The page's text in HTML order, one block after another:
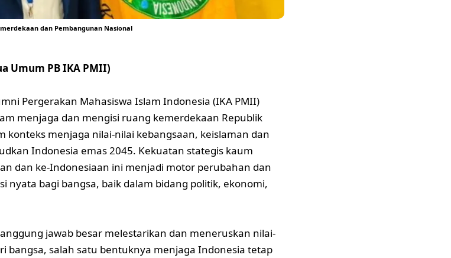
dan Pembangunan Nasional
Umum PB IKA PMII)
Pergerakan Mahasiswa Islam Indonesia (IKA PMII)
menjaga dan mengisi ruang kemerdekaan Republik
konteks menjaga nilai-nilai kebangsaan, keislaman dan
Indonesia emas 2045. Kekuatan stategis kaum
dan ke-Indonesiaan ini menjadi motor perubahan dan
nyata bagi bangsa, baik dalam bidang politik, ekonomi,
jawab besar melestarikan dan meneruskan nilai-
bangsa, salah satu bentuknya menjaga Indonesia tetap